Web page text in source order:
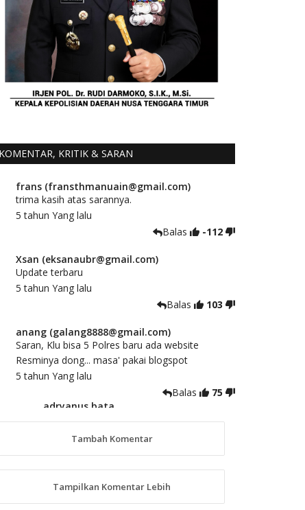
KOMENTAR, KRITIK & SARAN
frans (fransthmanuain@gmail.com)
trima kasih atas sarannya.
5 tahun Yang lalu
Balas
-112
Xsan (eksanaubr@gmail.com)
Update terbaru
5 tahun Yang lalu
Balas
103
anang (galang8888@gmail.com)
Saran, Klu bisa 5 Polres baru ada website
Resminya dong... masa' pakai blogspot
5 tahun Yang lalu
Balas
75
adryanus bata
kami tindaklanjuti
5 tahun Yang lalu
88
anggy (anakkaos@gmail.com)
Tambah Komentar
Tampilkan Komentar Lebih